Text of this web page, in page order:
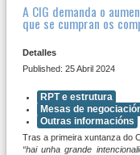
A CIG demanda o
que se cumpran os
Detalles
Published: 25 Abril 2024
RPT e estrutura
Mesas de
Outras informacións
Tras a primeira xuntanza do
“hai unha grande